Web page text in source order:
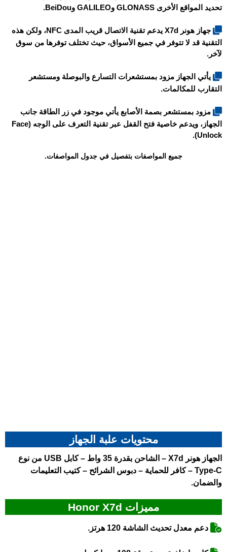
تحديد المواقع الأخرى GLONASS وGALILEO وBeiDou.
جهاز هونر X7d
يدعم تقنية الاتصال قريب المدى NFC، ولكن هذه
التقنية قد لا تتوفر في جميع الأسواق، حيث تختلف توفرها من سوق
لآخر.
يأتي الجهاز مزود بمستشعرات التسارع والبوصلة ومستشعر
التقارب للمكالمات.
مزود بمستشعر بصمة الأصابع يأتي موجود في زر الطاقة جانب
الجهاز، ويدعم خاصية فتح القفل عبر تقنية التعرف على الوجه (Face
Unlock).
جميع المواصفات بتفصيل في جدول المواصفات.
محتويات علبة الجهاز
الجهاز هونر X7d
– الشاحن بقدرة 35 واط – كابل USB من نوع
Type-C – كافر للحماية – دبوس الشرائح – كتيب التعليمات
والضمان.
مميزات Honor X7d
دعم معدل تحديث الشاشة 120 هرتز.